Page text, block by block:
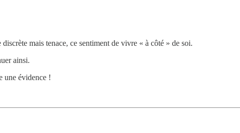
mais tenace, ce sentiment de vivre « à côté » de soi.
ainsi.
une évidence !